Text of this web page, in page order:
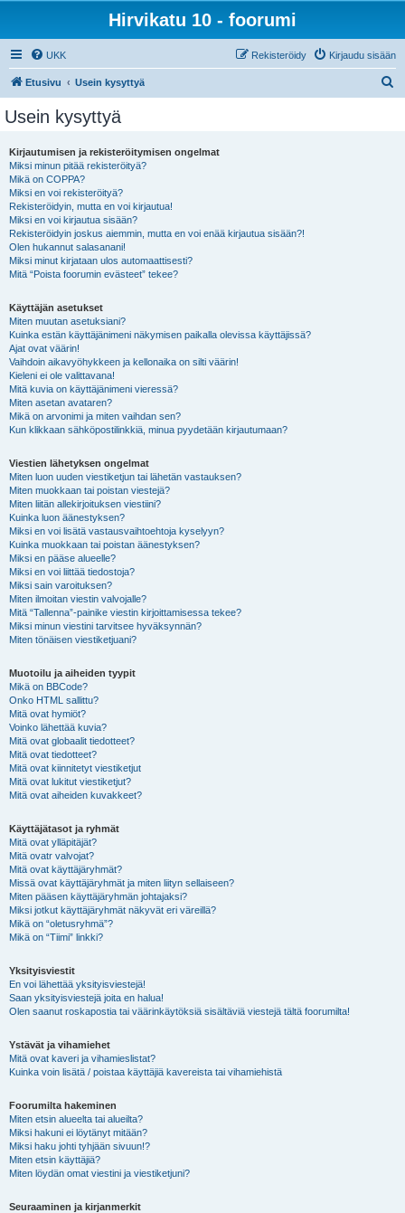
Hirvikatu 10 - foorumi
UKK Kirjaudu sisään
Rekisteröidy
Etusivu Usein kysyttyä
Usein kysyttyä
Kirjautumisen ja rekisteröitymisen ongelmat
Miksi minun pitää rekisteröityä?
Mikä on COPPA?
Miksi en voi rekisteröityä?
Rekisteröidyin, mutta en voi kirjautua!
Miksi en voi kirjautua sisään?
Rekisteröidyin joskus aiemmin, mutta en voi enää kirjautua sisään?!
Olen hukannut salasanani!
Miksi minut kirjataan ulos automaattisesti?
Mitä “Poista foorumin evästeet” tekee?
Käyttäjän asetukset
Miten muutan asetuksiani?
Kuinka estän käyttäjänimeni näkymisen paikalla olevissa käyttäjissä?
Ajat ovat väärin!
Vaihdoin aikavyöhykkeen ja kellonaika on silti väärin!
Kieleni ei ole valittavana!
Mitä kuvia on käyttäjänimeni vieressä?
Miten asetan avataren?
Mikä on arvonimi ja miten vaihdan sen?
Kun klikkaan sähköpostilinkkiä, minua pyydetään kirjautumaan?
Viestien lähetyksen ongelmat
Miten luon uuden viestiketjun tai lähetän vastauksen?
Miten muokkaan tai poistan viestejä?
Miten liitän allekirjoituksen viestiini?
Kuinka luon äänestyksen?
Miksi en voi lisätä vastausvaihtoehtoja kyselyyn?
Kuinka muokkaan tai poistan äänestyksen?
Miksi en pääse alueelle?
Miksi en voi liittää tiedostoja?
Miksi sain varoituksen?
Miten ilmoitan viestin valvojalle?
Mitä “Tallenna”-painike viestin kirjoittamisessa tekee?
Miksi minun viestini tarvitsee hyväksynnän?
Miten tönäisen viestiketjuani?
Muotoilu ja aiheiden tyypit
Mikä on BBCode?
Onko HTML sallittu?
Mitä ovat hymiöt?
Voinko lähettää kuvia?
Mitä ovat globaalit tiedotteet?
Mitä ovat tiedotteet?
Mitä ovat kiinnitetyt viestiketjut
Mitä ovat lukitut viestiketjut?
Mitä ovat aiheiden kuvakkeet?
Käyttäjätasot ja ryhmät
Mitä ovat ylläpitäjät?
Mitä ovatr valvojat?
Mitä ovat käyttäjäryhmät?
Missä ovat käyttäjäryhmät ja miten liityn sellaiseen?
Miten pääsen käyttäjäryhmän johtajaksi?
Miksi jotkut käyttäjäryhmät näkyvät eri väreillä?
Mikä on “oletusryhmä”?
Mikä on “Tiimi” linkki?
Yksityisviestit
En voi lähettää yksityisviestejä!
Saan yksityisviestejä joita en halua!
Olen saanut roskapostia tai väärinkäytöksiä sisältäviä viestejä tältä foorumilta!
Ystävät ja vihamiehet
Mitä ovat kaveri ja vihamieslistat?
Kuinka voin lisätä / poistaa käyttäjiä kavereista tai vihamiehistä
Foorumilta hakeminen
Miten etsin alueelta tai alueilta?
Miksi hakuni ei löytänyt mitään?
Miksi haku johti tyhjään sivuun!?
Miten etsin käyttäjiä?
Miten löydän omat viestini ja viestiketjuni?
Seuraaminen ja kirjanmerkit